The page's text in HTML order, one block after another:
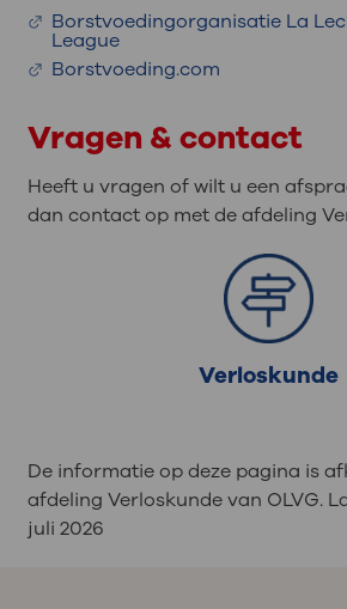
Borstvoedingorganisatie La
League
Borstvoeding.com
Vragen & contact
Heeft u vragen of wilt u een
dan contact op met de afdeling
Verloskunde
De informatie op deze pagina is
afdeling Verloskunde van OLVG.
juli 2026